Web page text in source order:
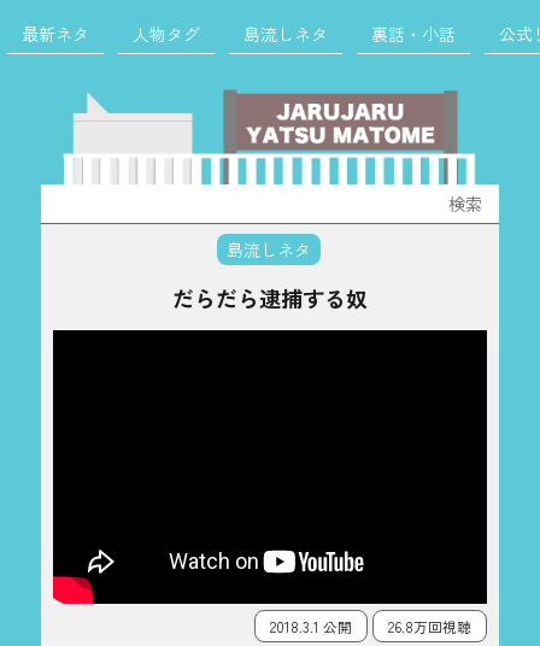
最新ネタ 人物タグ 島流しネタ 裏話・小話 公式
索:
島流しネタ
だらだら逮捕する奴
2018.3.1 公開
26.8万回視聴